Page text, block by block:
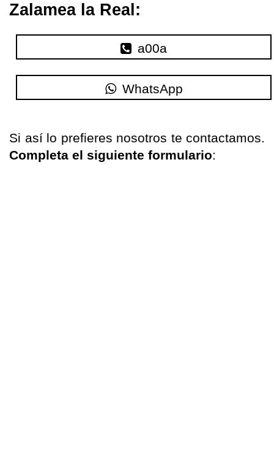
Zalamea la Real:
a00a
WhatsApp
Si así lo prefieres nosotros te contactamos.
Completa el siguiente formulario: